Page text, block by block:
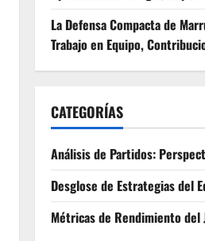
La Defensa Compacta de
Trabajo en Equipo,
CATEGORÍAS
Análisis de Partidos:
Desglose de Estrategias del
Métricas de Rendimiento del